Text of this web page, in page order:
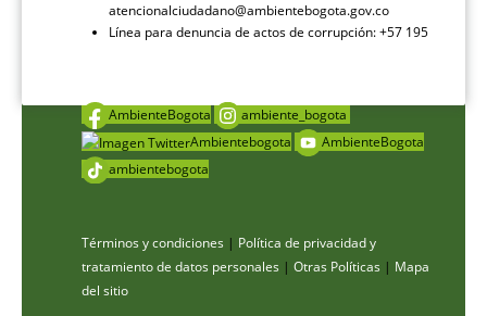
atencionalciudadano@ambientebogota.gov.co
Línea para denuncia de actos de corrupción: +57 195
AmbienteBogota
ambiente_bogota
Ambientebogota
AmbienteBogota
ambientebogota
Términos y condiciones | Política de privacidad y
tratamiento de datos personales | Otras Políticas | Mapa
del sitio